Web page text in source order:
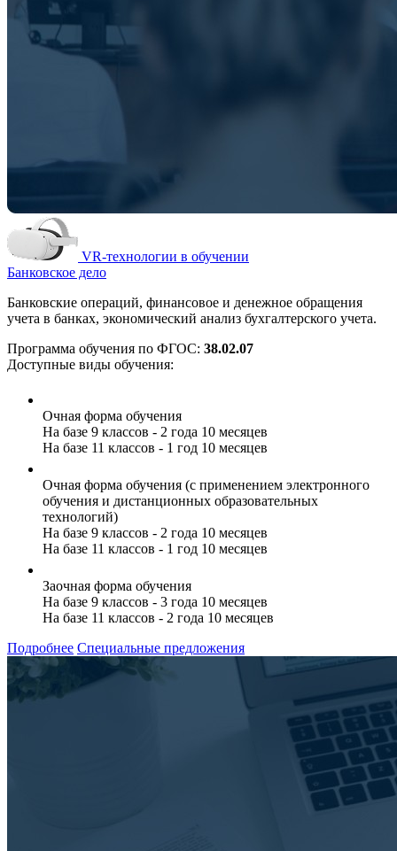
VR-технологии в обучении
Банковское дело
Банковские операций, финансовое и денежное обращения
учета в банках, экономический анализ бухгалтерского учета.
Программа обучения по ФГОС: 38.02.07
Доступные виды обучения:
Очная форма обучения
На базе 9 классов - 2 года 10 месяцев
На базе 11 классов - 1 год 10 месяцев
Очная форма обучения (с применением электронного
обучения и дистанционных образовательных
технологий)
На базе 9 классов - 2 года 10 месяцев
На базе 11 классов - 1 год 10 месяцев
Заочная форма обучения
На базе 9 классов - 3 года 10 месяцев
На базе 11 классов - 2 года 10 месяцев
Подробнее Специальные предложения